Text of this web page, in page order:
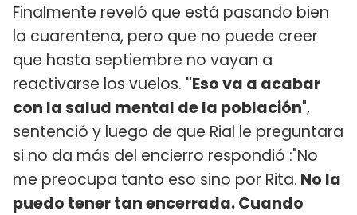
Finalmente reveló que está pasando bien
la cuarentena, pero que no puede creer
que hasta septiembre no vayan a
reactivarse los vuelos. "Eso va a acabar
con la salud mental de la población",
sentenció y luego de que Rial le preguntara
si no da más del encierro respondió :"No
me preocupa tanto eso sino por Rita. No la
puedo tener tan encerrada. Cuando